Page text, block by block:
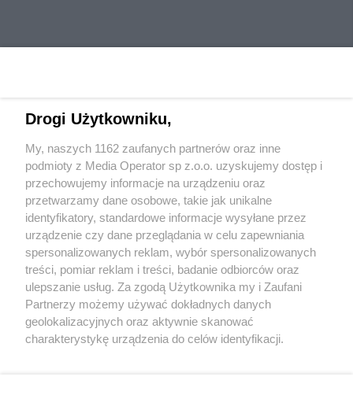
Wydawca mediówlokalnych
Nie zapomnij
zapoznać się z:
polityką prywatności
Twojemiasto
Piekary Śląskie
Chorzów
Tarnowskie Góry
Skontaktuj się z nami
Kontakt
Redakcja
Newsletter
Drogi Użytkowniku,
My, naszych 1162 zaufanych partnerów oraz inne
podmioty z Media Operator sp z.o.o. uzyskujemy dostęp i
przechowujemy informacje na urządzeniu oraz
przetwarzamy dane osobowe, takie jak unikalne
identyfikatory, standardowe informacje wysyłane przez
urządzenie czy dane przeglądania w celu zapewniania
spersonalizowanych reklam, wybór spersonalizowanych
treści, pomiar reklam i treści, badanie odbiorców oraz
ulepszanie usług. Za zgodą Użytkownika my i Zaufani
Partnerzy możemy używać dokładnych danych
geolokalizacyjnych oraz aktywnie skanować
charakterystykę urządzenia do celów identyfikacji.